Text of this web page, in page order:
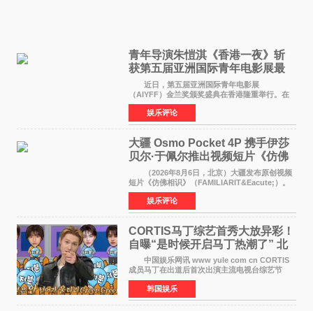
青年导演朱愷淇《香港一夜》斩
获第五届亚洲国际青年电影展最
佳剧本改编奖
近日，第五届亚洲国际青年电影展
（AIYFF）金兰奖颁奖盛典在香港隆重举行。在
这场汇聚数百位海内外电影人、文化界人士及媒
体代表的亚洲青年影视盛会上，香港本土电影
《香港一夜》（Dawn in Ho
娱乐评论
大疆 Osmo Pocket 4P 携手伊莎
贝尔·于佩尔推出视频短片《仿佛
相识》
（2026年8月6日，北京）大疆发布原创视频
短片《仿佛相识》（FAMILIARIT&Eacute;）。
视频短片由戛纳国际电影节最佳女演员伊莎贝尔·
于佩尔（Isabelle Huppert）主演，全程使用大
疆首款双主摄口
娱乐评论
CORTIS马丁综艺首秀大放异彩！
自曝“是时候开启马丁热潮了” 北
美巡演火热进行中
中国娱乐网讯 www yule com cn CORTIS
成员马丁在出道后首次出演主流电视台综艺节
目，展现了多才多艺的魅力。 马丁出演了5日
播出的MBC《Radio Star》Fashion与Passion
之间，I&lsquo;m
韩国娱乐